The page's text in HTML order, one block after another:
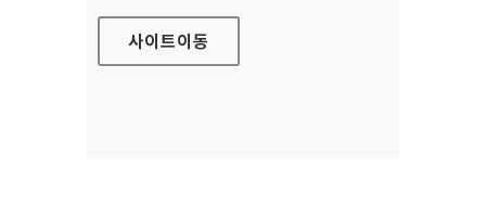
사이트이동